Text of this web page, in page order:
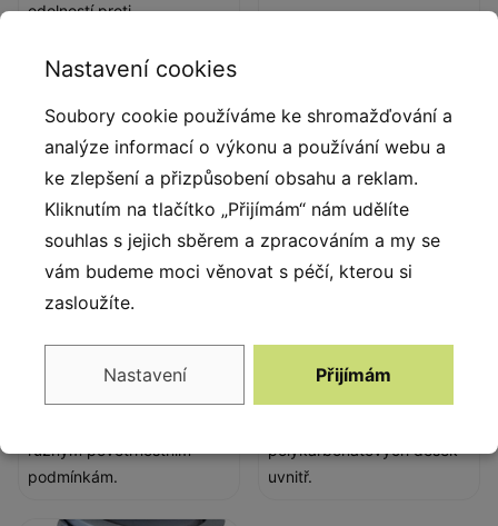
odolností proti
a opotřebení.
různým povětrnostním
podmínkám.
polykarbonátových desek
uvnitř.
Nastavení cookies
Soubory cookie používáme ke shromažďování a
analýze informací o výkonu a používání webu a
ke zlepšení a přizpůsobení obsahu a reklam.
Kliknutím na tlačítko „Přijímám“ nám udělíte
souhlas s jejich sběrem a zpracováním a my se
vám budeme moci věnovat s péčí, kterou si
zasloužíte.
Nastavení Přijímám